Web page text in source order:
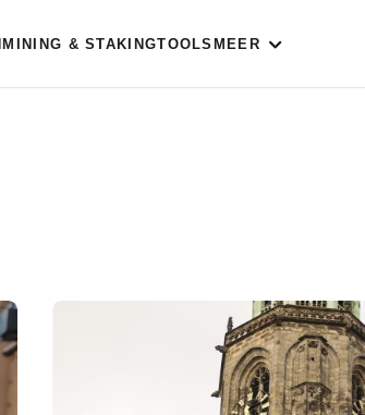
MINING & STAKINGTOOLS MEER